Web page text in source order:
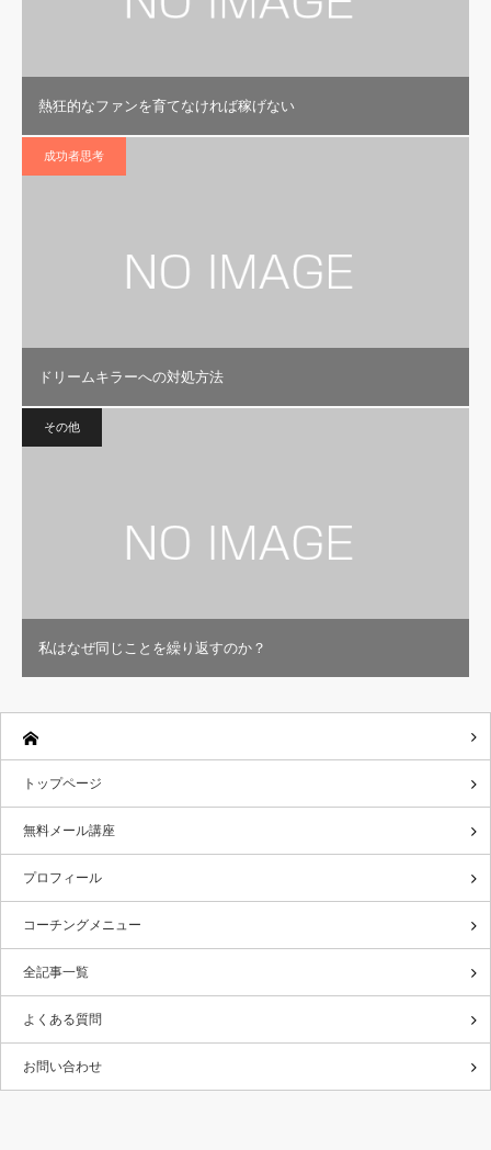
熱狂的なファンを育てなければ稼げない
成功者思考
ドリームキラーへの対処方法
その他
私はなぜ同じことを繰り返すのか？
トップページ
無料メール講座
プロフィール
コーチングメニュー
全記事一覧
よくある質問
お問い合わせ